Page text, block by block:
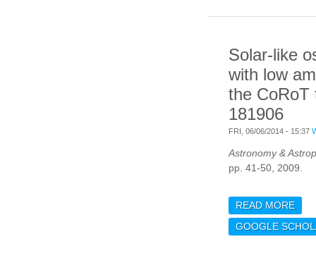
Solar-like
with low
the CoRoT
181906
FRI, 06/06/2014 - 15:37
Astronomy &
pp. 41-50, 2009.
READ MORE
GOOGLE